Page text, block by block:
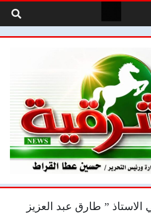
الاستاذ ” طارق عبد العزيز